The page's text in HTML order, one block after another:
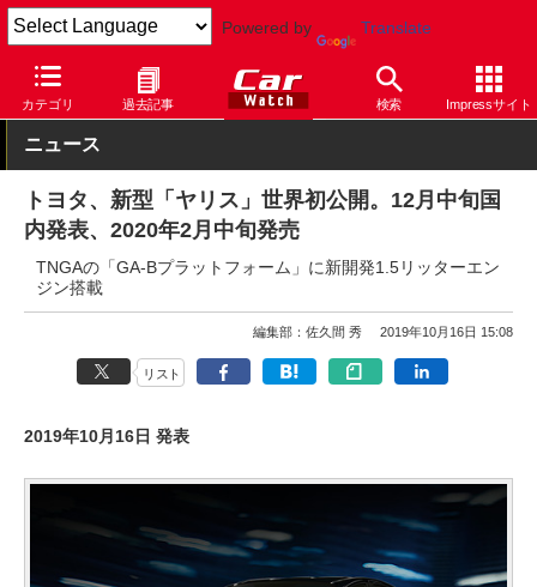
Powered by Translate
カテゴリ 過去記事 検索 Impressサイト
Car Watch 自動車 トヨタ ヤリス
ニュース
トヨタ、新型「ヤリス」世界初公開。12月中旬国
内発表、2020年2月中旬発売
TNGAの「GA-Bプラットフォーム」に新開発1.5リッターエン
ジン搭載
編集部：佐久間 秀 2019年10月16日 15:08
リスト
2019年10月16日 発表